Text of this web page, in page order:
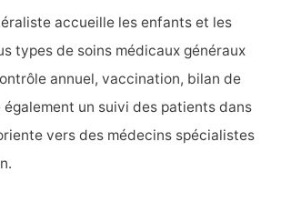
accueille les enfants et les
types de soins médicaux généraux
annuel, vaccination, bilan de
également un suivi des patients dans
vers des médecins spécialistes